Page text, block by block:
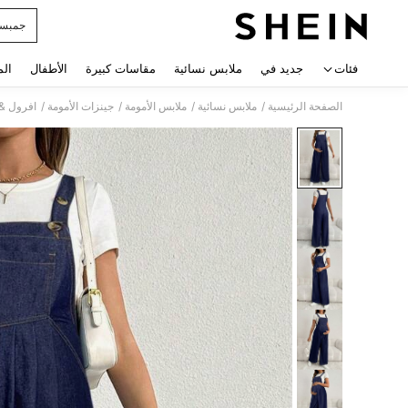
فئات جديد في ملابس نسائية مقاسات كبيرة الأطفال
الصفحة الرئيسية / ملابس نسائية / ملابس الأمومة / جينزات الأمومة / افرول